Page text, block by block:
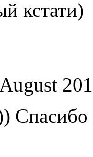
кстати)
Спасибо